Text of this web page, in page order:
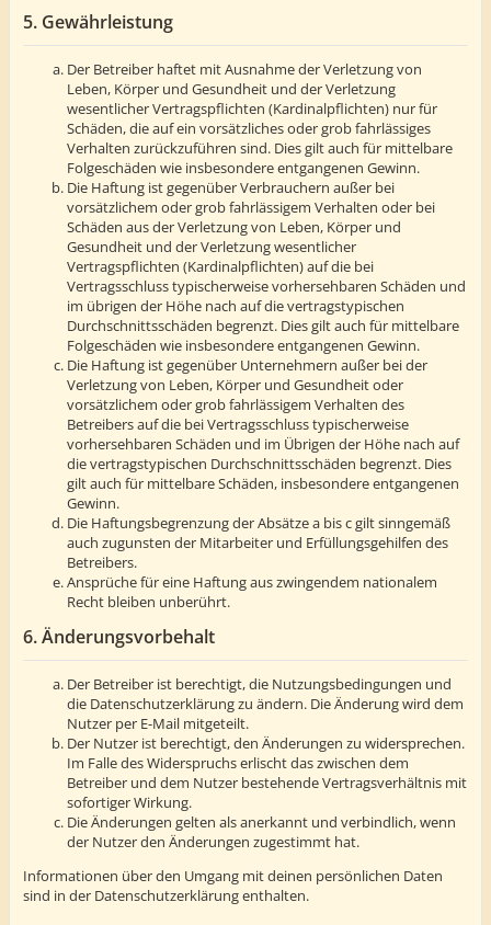
5. Gewährleistung
Der Betreiber haftet mit Ausnahme der Verletzung von
Leben, Körper und Gesundheit und der Verletzung
wesentlicher Vertragspflichten (Kardinalpflichten) nur für
Schäden, die auf ein vorsätzliches oder grob fahrlässiges
Verhalten zurückzuführen sind. Dies gilt auch für mittelbare
Folgeschäden wie insbesondere entgangenen Gewinn.
Die Haftung ist gegenüber Verbrauchern außer bei
vorsätzlichem oder grob fahrlässigem Verhalten oder bei
Schäden aus der Verletzung von Leben, Körper und
Gesundheit und der Verletzung wesentlicher
Vertragspflichten (Kardinalpflichten) auf die bei
Vertragsschluss typischerweise vorhersehbaren Schäden und
im übrigen der Höhe nach auf die vertragstypischen
Durchschnittsschäden begrenzt. Dies gilt auch für mittelbare
Folgeschäden wie insbesondere entgangenen Gewinn.
Die Haftung ist gegenüber Unternehmern außer bei der
Verletzung von Leben, Körper und Gesundheit oder
vorsätzlichem oder grob fahrlässigem Verhalten des
Betreibers auf die bei Vertragsschluss typischerweise
vorhersehbaren Schäden und im Übrigen der Höhe nach auf
die vertragstypischen Durchschnittsschäden begrenzt. Dies
gilt auch für mittelbare Schäden, insbesondere entgangenen
Gewinn.
Die Haftungsbegrenzung der Absätze a bis c gilt sinngemäß
auch zugunsten der Mitarbeiter und Erfüllungsgehilfen des
Betreibers.
Ansprüche für eine Haftung aus zwingendem nationalem
Recht bleiben unberührt.
6. Änderungsvorbehalt
Der Betreiber ist berechtigt, die Nutzungsbedingungen und
die Datenschutzerklärung zu ändern. Die Änderung wird dem
Nutzer per E-Mail mitgeteilt.
Der Nutzer ist berechtigt, den Änderungen zu widersprechen.
Im Falle des Widerspruchs erlischt das zwischen dem
Betreiber und dem Nutzer bestehende Vertragsverhältnis mit
sofortiger Wirkung.
Die Änderungen gelten als anerkannt und verbindlich, wenn
der Nutzer den Änderungen zugestimmt hat.
Informationen über den Umgang mit deinen persönlichen Daten
sind in der Datenschutzerklärung enthalten.